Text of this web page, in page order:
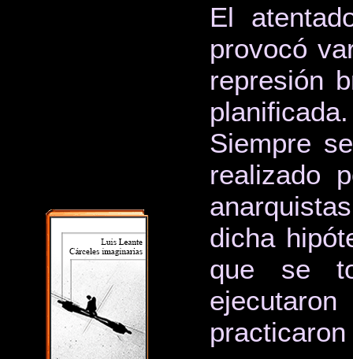
El
provocó
represión
planificada.
Siempre
realizado
dicha
que se